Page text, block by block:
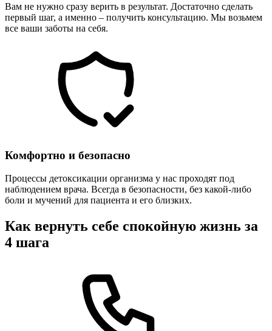
Вам не нужно сразу верить в результат. Достаточно сделать
первый шаг, а именно – получить консультацию. Мы возьмем
все ваши заботы на себя.
Комфортно и безопасно
Процессы детоксикации организма у нас проходят под
наблюдением врача. Всегда в безопасности, без какой-либо
боли и мучений для пациента и его близких.
Как вернуть себе спокойную жизнь за
4 шага